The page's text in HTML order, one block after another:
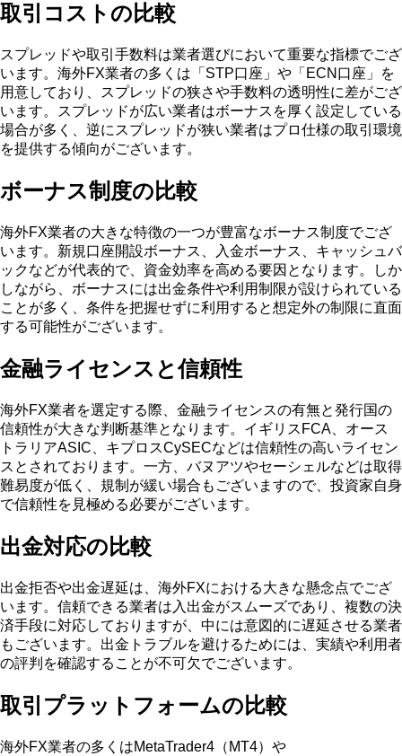
取引コストの比較
スプレッドや取引手数料は業者選びにおいて重要な指標でござ
います。海外FX業者の多くは「STP口座」や「ECN口座」を
用意しており、スプレッドの狭さや手数料の透明性に差がござ
います。スプレッドが広い業者はボーナスを厚く設定している
場合が多く、逆にスプレッドが狭い業者はプロ仕様の取引環境
を提供する傾向がございます。
ボーナス制度の比較
海外FX業者の大きな特徴の一つが豊富なボーナス制度でござ
います。新規口座開設ボーナス、入金ボーナス、キャッシュバ
ックなどが代表的で、資金効率を高める要因となります。しか
しながら、ボーナスには出金条件や利用制限が設けられている
ことが多く、条件を把握せずに利用すると想定外の制限に直面
する可能性がございます。
金融ライセンスと信頼性
海外FX業者を選定する際、金融ライセンスの有無と発行国の
信頼性が大きな判断基準となります。イギリスFCA、オース
トラリアASIC、キプロスCySECなどは信頼性の高いライセン
スとされております。一方、バヌアツやセーシェルなどは取得
難易度が低く、規制が緩い場合もございますので、投資家自身
で信頼性を見極める必要がございます。
出金対応の比較
出金拒否や出金遅延は、海外FXにおける大きな懸念点でござ
います。信頼できる業者は入出金がスムーズであり、複数の決
済手段に対応しておりますが、中には意図的に遅延させる業者
もございます。出金トラブルを避けるためには、実績や利用者
の評判を確認することが不可欠でございます。
取引プラットフォームの比較
海外FX業者の多くはMetaTrader4（MT4）や